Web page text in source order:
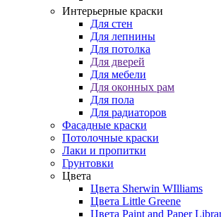
Интерьерные краски
Для стен
Для лепнины
Для потолка
Для дверей
Для мебели
Для оконных рам
Для пола
Для радиаторов
Фасадные краски
Потолочные краски
Лаки и пропитки
Грунтовки
Цвета
Цвета Sherwin WIlliams
Цвета Little Greene
Цвета Paint and Paper